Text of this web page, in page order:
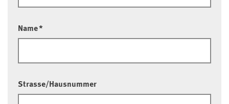
Name*
Strasse/Hausnummer